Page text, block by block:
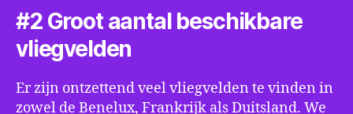
#2 Groot aantal beschikbare
vliegvelden
Er zijn ontzettend veel vliegvelden te vinden in
zowel de Benelux, Frankrijk als Duitsland. We